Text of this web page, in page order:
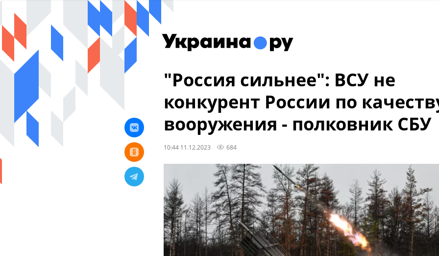
"Россия сильнее": ВСУ не
конкурент России по
вооружения - полковник СБУ
10:44 11.12.2023 684